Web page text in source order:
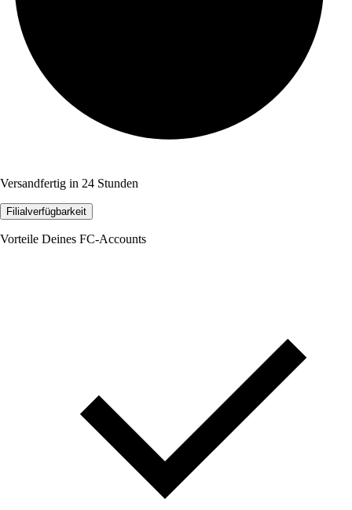
Versandfertig in 24 Stunden
Filialverfügbarkeit
Vorteile Deines FC-Accounts